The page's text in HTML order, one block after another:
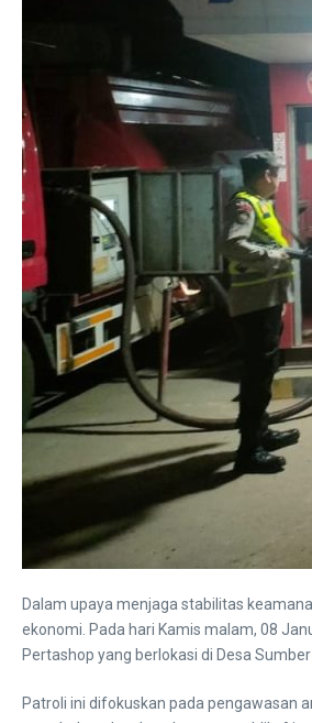
Dalam upaya menjaga stabilitas
ekonomi. Pada hari Kamis malam, 08
Pertashop yang berlokasi di Desa
​Patroli ini difokuskan pada pengawasan